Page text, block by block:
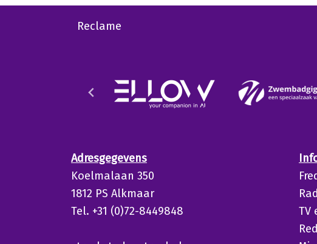
Reclame
Adresgegevens
Koelmalaan 350
1812 PS Alkmaar
Tel. +31 (0)72-8449848
TV